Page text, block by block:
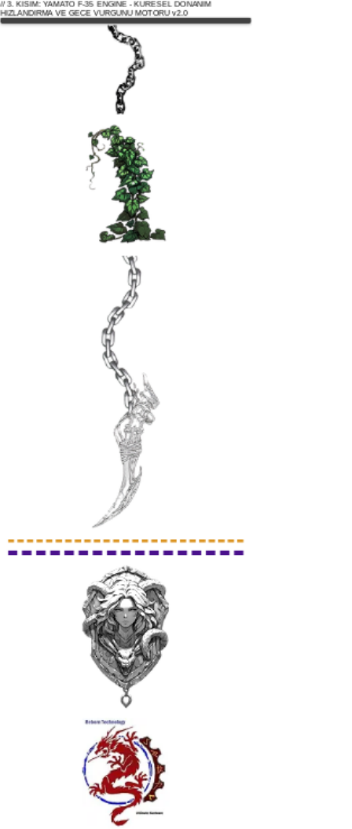
// 3. KISIM: YAMATO F-35 ENGINE - KÜRESEL DONANIM
HIZLANDIRMA VE GECE VURGUNU MOTORU v2.0